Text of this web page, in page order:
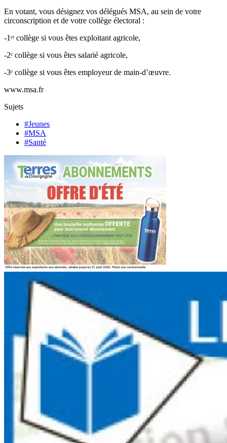
En votant, vous désignez vos délégués MSA, au sein de votre
circonscription et de votre collège électoral :
-1ᵉʳ collège si vous êtes exploitant agricole,
-2ᵉ collège si vous êtes salarié agricole,
-3ᵉ collège si vous êtes employeur de main-d’œuvre.
www.msa.fr
Sujets
#Jeunes
#MSA
#Santé